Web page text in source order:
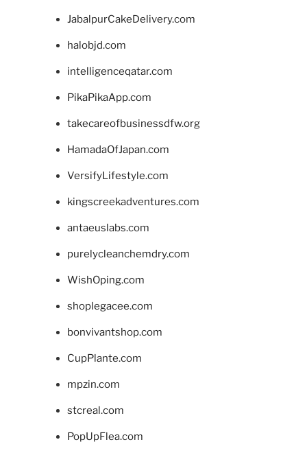
JabalpurCakeDelivery.com
halobjd.com
intelligenceqatar.com
PikaPikaApp.com
takecareofbusinessdfw.org
HamadaOfJapan.com
VersifyLifestyle.com
kingscreekadventures.com
antaeuslabs.com
purelycleanchemdry.com
WishOping.com
shoplegacee.com
bonvivantshop.com
CupPlante.com
mpzin.com
stcreal.com
PopUpFlea.com